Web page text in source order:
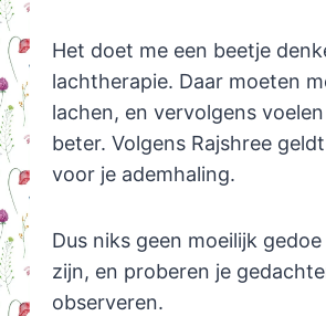
Het doet me een beetje
lachtherapie. Daar moeten
lachen, en vervolgens
beter. Volgens Rajshree
voor je ademhaling.
Dus niks geen moeilijk
zijn, en proberen je
observeren.